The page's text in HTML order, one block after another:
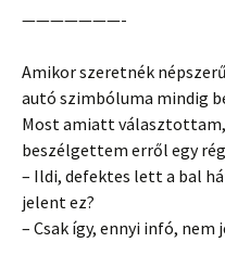
———————-
Amikor szeretnék
autó szimbóluma mindig
Most amiatt
beszélgettem erről egy
– Ildi, defektes lett a bal
jelent ez?
– Csak így, ennyi infó,